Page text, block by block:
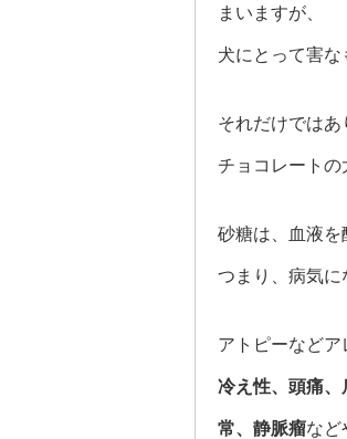
まいますが、
犬にとって害な
それだけではあ
チョコレートの
砂糖は、血液を
つまり、病気に
アトピーなどア
冷え性、頭痛、
常、静脈瘤など